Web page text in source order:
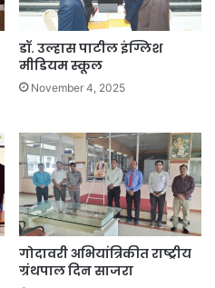
डॉ. उल्हास पाटील इंग्लिश
मीडियम स्कूल
November 4, 2025
गोदावरी अभियांत्रिकीत राष्ट्रीय
ग्रंथपाल दिन साजरा